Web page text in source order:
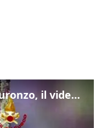
Frana lambisce le case di Auronzo, il video dall'elicottero dei vigili del fuoco